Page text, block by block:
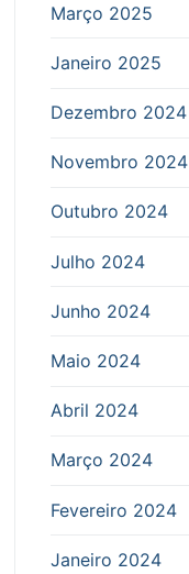
Março 2025
Janeiro 2025
Dezembro 2024
Novembro 2024
Outubro 2024
Julho 2024
Junho 2024
Maio 2024
Abril 2024
Março 2024
Fevereiro 2024
Janeiro 2024